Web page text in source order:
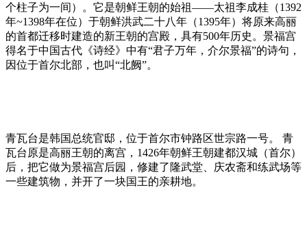
个柱子为一间）。它是朝鲜王朝的始祖——太祖李成桂（1392
年~1398年在位）于朝鲜洪武二十八年（1395年）将原来高丽
的首都迁移时建造的新王朝的宫殿，具有500年历史。景福宫
得名于中国古代《诗经》中有“君子万年，介尔景福”的诗句，
因位于首尔北部，也叫“北阙”。
青瓦台是韩国总统官邸，位于首尔市钟路区世宗路一号。 青
瓦台原是高丽王朝的离宫，1426年朝鲜王朝建都汉城（首尔）
后，把它做为景福宫后园，修建了隆武堂、庆农斋和练武场等
一些建筑物，并开了一块国王的亲耕地。